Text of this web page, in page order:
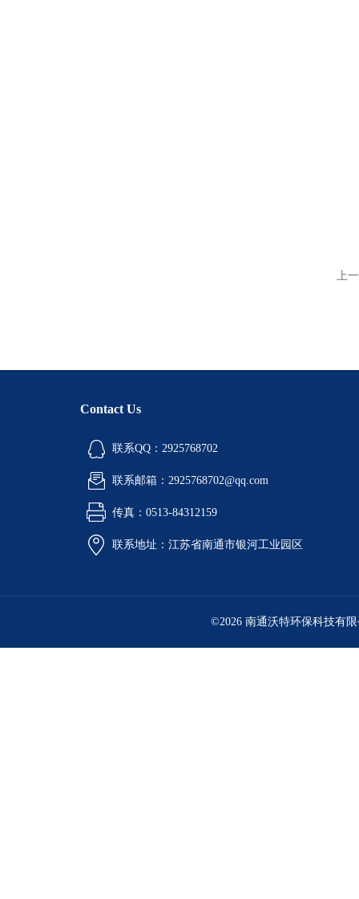
上
Contact Us
联系QQ：2925768702
联系邮箱：2925768702@qq.com
传真：0513-84312159
联系地址：江苏省南通市银河工业园区
©2026 南通沃特环保科技有